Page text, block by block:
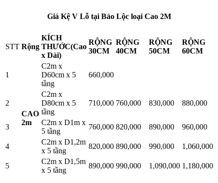
Giá Kệ V Lỗ tại Bảo Lộc loại Cao 2M
STT Rộng
KÍCH
THƯỚC(Cao
x Dài)
RỘNG
30CM
RỘNG
40CM
RỘNG
50CM
RỘNG
60CM
1
CAO
2m
C2m x
D60cm x 5
tầng
660,000
2
C2m x
D80cm x 5
tầng
710,000 760,000 830,000 880,000
3
C2m x D1m x
5 tầng
760,000 820,000 890,000 960,000
4
C2m x D1,2m
x 5 tầng
820,000 890,000 990,000 1,060,000
5
C2m x D1,5m
x 5 tầng
890,000 990,000 1,090,000 1,180,000